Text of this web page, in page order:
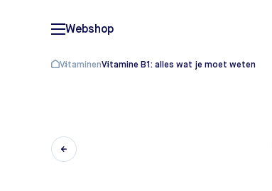
Webshop
VitaminenVitamine B1: alles wat je moet weten